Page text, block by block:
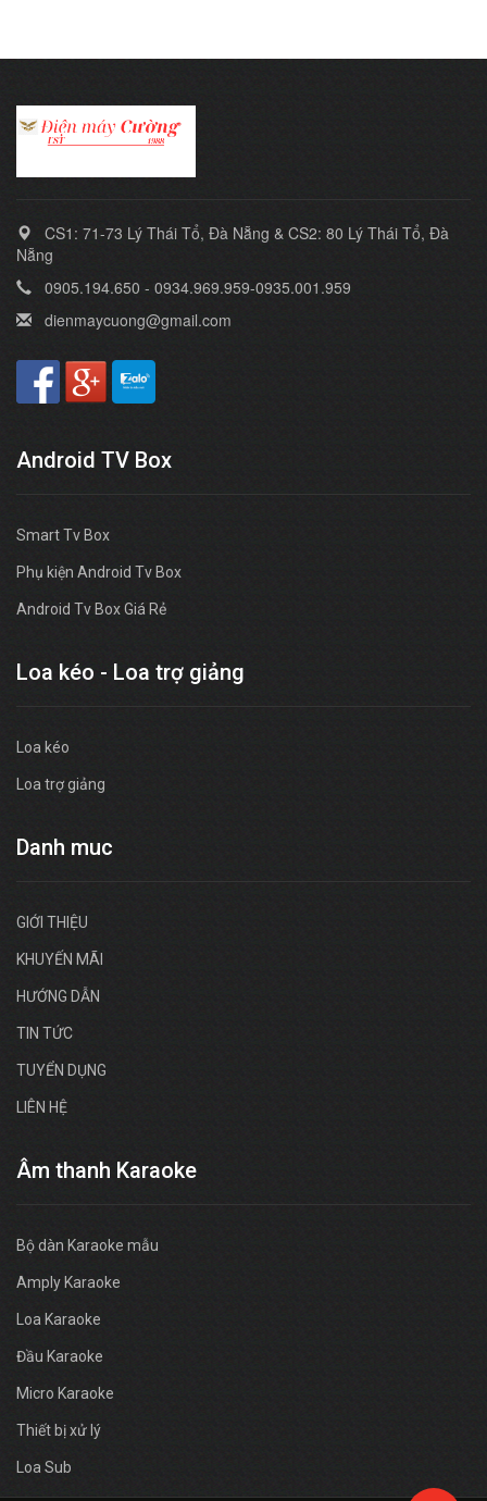
CS1: 71-73 Lý Thái Tổ, Đà Nẵng & CS2: 80 Lý Thái Tổ, Đà
Nẵng
0905.194.650 - 0934.969.959-0935.001.959
dienmaycuong@gmail.com
Android TV Box
Smart Tv Box
Phụ kiện Android Tv Box
Android Tv Box Giá Rẻ
Loa kéo - Loa trợ giảng
Loa kéo
Loa trợ giảng
Danh muc
GIỚI THIỆU
KHUYẾN MÃI
HƯỚNG DẪN
TIN TỨC
TUYỂN DỤNG
LIÊN HỆ
Âm thanh Karaoke
Bộ dàn Karaoke mẫu
Amply Karaoke
Loa Karaoke
Đầu Karaoke
Micro Karaoke
Thiết bị xử lý
Loa Sub